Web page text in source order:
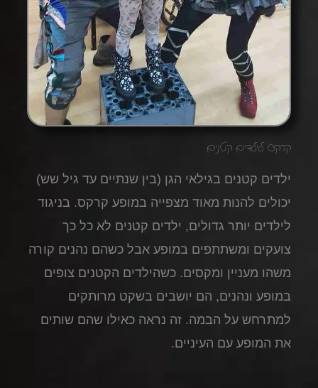
קרקס לילדים קטנים
ילדים קטנים בגילאי הגן (בין שנתיים עד גיל שש)
יכולים להנות מאוד מצפייה במופע קרקס. בניגוד
לילדים יותר גדולים, ילדים קטנים לא כל כך
צועקים ומשתתפים במופע אבל כשהם נהנים קורה
משהו מעניין ומקסים. כשהילדים הקטנים צופים
במופע ונהנים, הם יושבים בשקט מרותקים
למתרחש על הבמה. זה נראה כאילו שהם שותים
את המופע עם העיניים.